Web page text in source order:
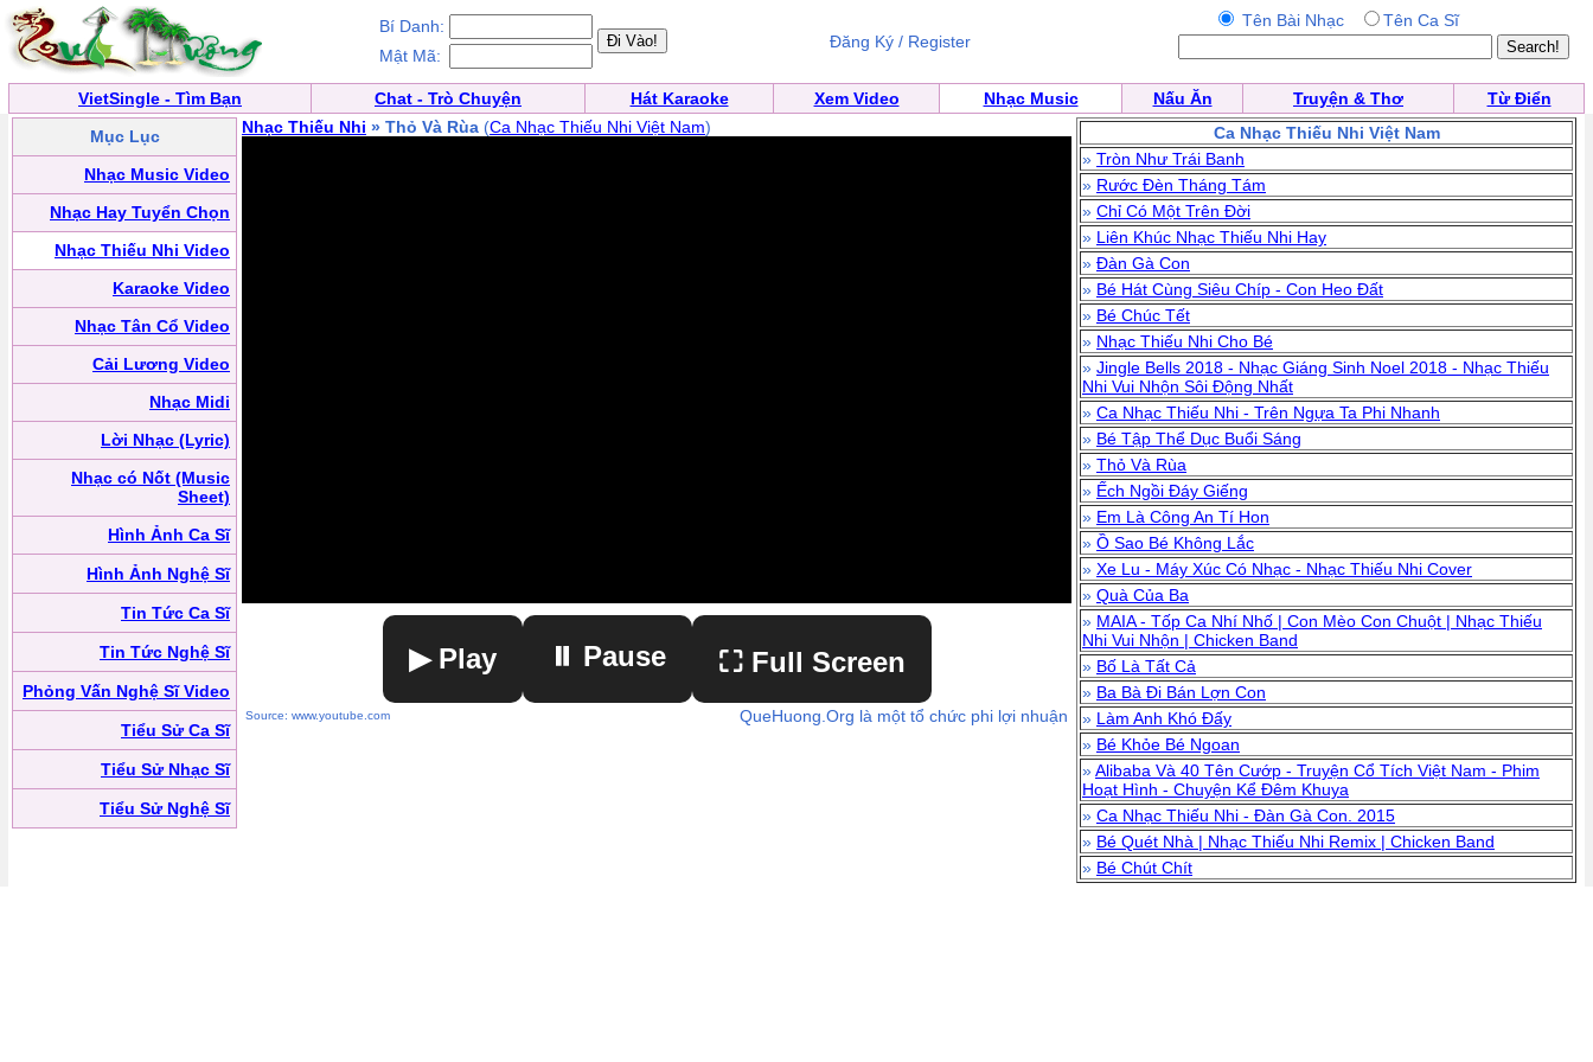
Bí Danh:
Mật Mã:
Đăng Ký / Register
Tên Bài Nhạc Tên Ca Sĩ
VietSingle - Tìm Bạn Chat - Trò Chuyện Hát Karaoke Xem Video Nhạc Music Nấu Ăn Truyện & Thơ
Từ Điển
Mục Lục
Nhạc Music Video
Nhạc Hay Tuyển Chọn
Nhạc Thiếu Nhi Video
Karaoke Video
Nhạc Tân Cổ Video
Cải Lương Video
Nhạc Midi
Lời Nhạc (Lyric)
Nhạc có Nốt (Music
Sheet)
Hình Ảnh Ca Sĩ
Hình Ảnh Nghệ Sĩ
Tin Tức Ca Sĩ
Tin Tức Nghệ Sĩ
Phỏng Vấn Nghệ Sĩ Video
Tiểu Sử Ca Sĩ
Tiểu Sử Nhạc Sĩ
Tiểu Sử Nghệ Sĩ
Nhạc Thiếu Nhi » Thỏ Và Rùa (Ca Nhạc Thiếu Nhi Việt Nam)
▶ Play ⏸ Pause ⛶ Full Screen
Source: www.youtube.com QueHuong.Org là một tổ chức phi lợi nhuận
Ca Nhạc Thiếu Nhi Việt Nam
» Tròn Như Trái Banh
» Rước Đèn Tháng Tám
» Chỉ Có Một Trên Đời
» Liên Khúc Nhạc Thiếu Nhi Hay
» Đàn Gà Con
» Bé Hát Cùng Siêu Chíp - Con Heo Đất
» Bé Chúc Tết
» Nhạc Thiếu Nhi Cho Bé
» Jingle Bells 2018 - Nhạc Giáng Sinh Noel 2018 - Nhạc Thiếu
Nhi Vui Nhộn Sôi Động Nhất
» Ca Nhạc Thiếu Nhi - Trên Ngựa Ta Phi Nhanh
» Bé Tập Thể Dục Buổi Sáng
» Thỏ Và Rùa
» Ếch Ngồi Đáy Giếng
» Em Là Công An Tí Hon
» Ồ Sao Bé Không Lắc
» Xe Lu - Máy Xúc Có Nhạc - Nhạc Thiếu Nhi Cover
» Quà Của Ba
» MAIA - Tốp Ca Nhí Nhố | Con Mèo Con Chuột | Nhạc Thiếu
Nhi Vui Nhộn | Chicken Band
» Bố Là Tất Cả
» Ba Bà Đi Bán Lợn Con
» Làm Anh Khó Đấy
» Bé Khỏe Bé Ngoan
»Alibaba Và 40 Tên Cướp - Truyện Cổ Tích Việt Nam - Phim
Hoạt Hình - Chuyện Kể Đêm Khuya
» Ca Nhạc Thiếu Nhi - Đàn Gà Con. 2015
» Bé Quét Nhà | Nhạc Thiếu Nhi Remix | Chicken Band
» Bé Chút Chít